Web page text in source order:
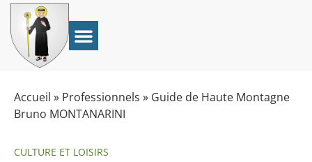
Accueil » Professionnels » Guide de Haute Montagne
Bruno MONTANARINI
CULTURE ET LOISIRS